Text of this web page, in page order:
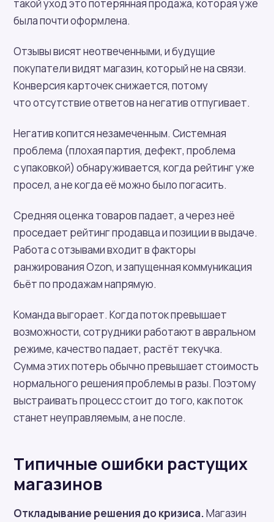
такой уход это потерянная продажа, которая уже
была почти оформлена.
Отзывы висят неотвеченными, и будущие
покупатели видят магазин, который не на связи.
Конверсия карточек снижается, потому
что отсутствие ответов на негатив отпугивает.
Негатив копится незамеченным. Системная
проблема (плохая партия, дефект, проблема
с упаковкой) обнаруживается, когда рейтинг уже
просел, а не когда её можно было погасить.
Средняя оценка товаров падает, а через неё
проседает рейтинг продавца и позиции в выдаче.
Работа с отзывами входит в факторы
ранжирования Ozon, и запущенная коммуникация
бьёт по продажам напрямую.
Команда выгорает. Когда поток превышает
возможности, сотрудники работают в авральном
режиме, качество падает, растёт текучка.
Сумма этих потерь обычно превышает стоимость
нормального решения проблемы в разы. Поэтому
выстраивать процесс стоит до того, как поток
станет неуправляемым, а не после.
Типичные ошибки растущих
магазинов
Откладывание решения до кризиса.Магазин